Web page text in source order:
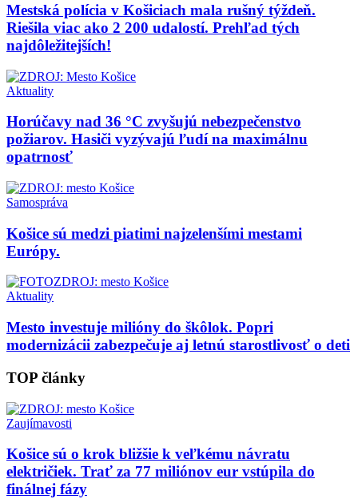
Mestská polícia v Košiciach mala rušný týždeň.
Riešila viac ako 2 200 udalostí. Prehľad tých
najdôležitejších!
Aktuality
Horúčavy nad 36 °C zvyšujú nebezpečenstvo
požiarov. Hasiči vyzývajú ľudí na maximálnu
opatrnosť
Samospráva
Košice sú medzi piatimi najzelenšími mestami
Európy.
Aktuality
Mesto investuje milióny do škôlok. Popri
modernizácii zabezpečuje aj letnú starostlivosť o deti
TOP články
Zaujímavosti
Košice sú o krok bližšie k veľkému návratu
električiek. Trať za 77 miliónov eur vstúpila do
finálnej fázy